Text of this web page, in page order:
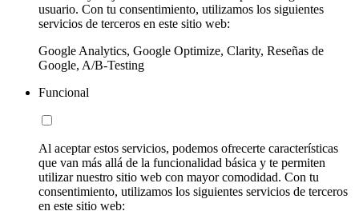
usuario. Con tu consentimiento, utilizamos los siguientes
servicios de terceros en este sitio web:
Google Analytics, Google Optimize, Clarity, Reseñas de
Google, A/B-Testing
Funcional
Al aceptar estos servicios, podemos ofrecerte características
que van más allá de la funcionalidad básica y te permiten
utilizar nuestro sitio web con mayor comodidad. Con tu
consentimiento, utilizamos los siguientes servicios de terceros
en este sitio web: